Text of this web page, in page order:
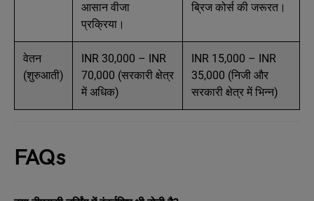
आसान वीजा
प्रक्रिया।
ब्रिज कोर्स की जरूरत।
वेतन
(शुरुआती)
INR 30,000 – INR
70,000 (सरकारी क्षेत्र
में अधिक)
INR 15,000 – INR
35,000 (निजी और
सरकारी क्षेत्र में भिन्न)
FAQs